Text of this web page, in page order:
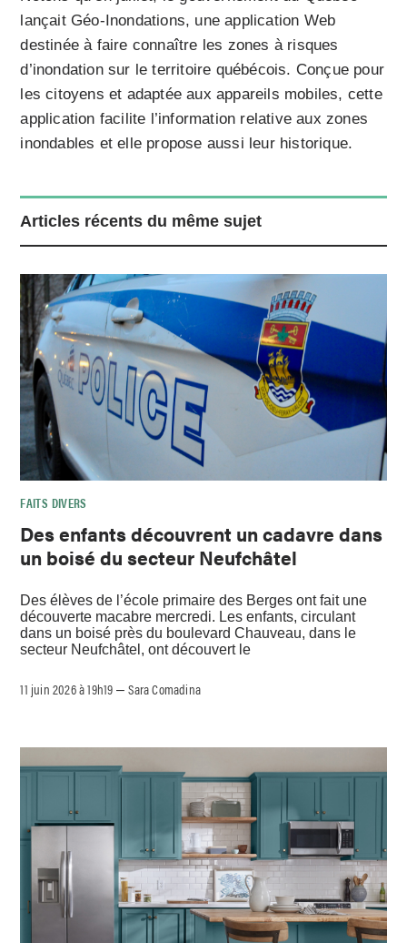
lançait Géo-Inondations, une application Web
destinée à faire connaître les zones à risques
d’inondation sur le territoire québécois. Conçue pour
les citoyens et adaptée aux appareils mobiles, cette
application facilite l’information relative aux zones
inondables et elle propose aussi leur historique.
Articles récents du même sujet
FAITS DIVERS
Des enfants découvrent un cadavre dans
un boisé du secteur Neufchâtel
Des élèves de l’école primaire des Berges ont fait une
découverte macabre mercredi. Les enfants, circulant
dans un boisé près du boulevard Chauveau, dans le
secteur Neufchâtel, ont découvert le
11 juin 2026 à 19h19 –Sara Comadina